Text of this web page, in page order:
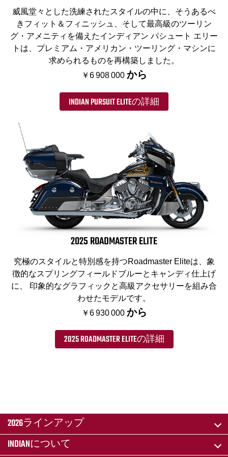
威風堂々とした洗練されたスタイルの中に、そうあるべ
きフィット＆フィニッシュ、そして最高級のツーリン
グ・アメニティを備えたインディアン パシュート エリー
トは、プレミアム・アメリカン・ツーリング・マシンに
求められるものを再構築しました。
￥6 908 000 から
INDIAN PURSUIT ELITEの詳細
2025 ROADMASTER ELITE
究極のスタイルと特別感を持つRoadmaster Eliteは、象
徴的なスプリングフィールドブルーとキャンディ仕上げ
に、 印象的なグラフィックと高級アクセサリーを組み合
わせたモデルです。
￥6 930 000 から
2025 ROADMASTER ELITEの詳細
2026ラインアップ
INDIANについて